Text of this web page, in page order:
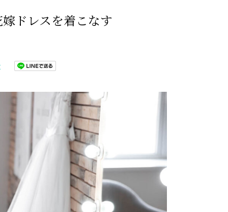
ドレスを着こなす